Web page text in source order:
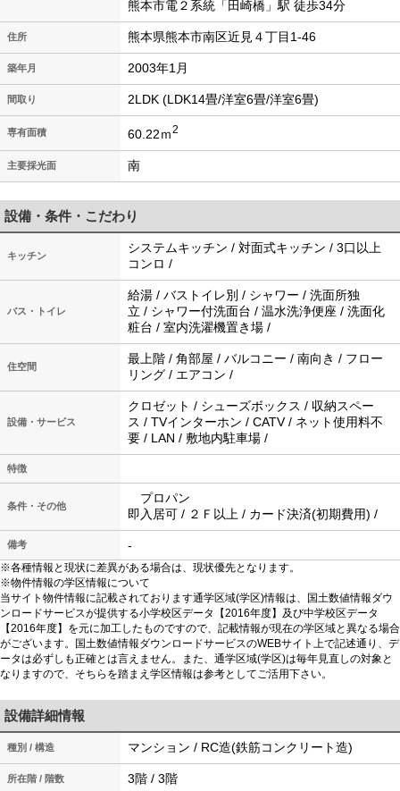
熊本市電２系統「田崎橋」駅 徒歩34分
住所 熊本県熊本市南区近見４丁目1-46
築年月 2003年1月
間取り 2LDK (LDK14畳/洋室6畳/洋室6畳)
専有面積 60.22ｍ2
主要採光面 南
設備・条件・こだわり
キッチン
システムキッチン / 対面式キッチン / 3口以上
コンロ /
バス・トイレ
給湯 / バストイレ別 / シャワー / 洗面所独
立 / シャワー付洗面台 / 温水洗浄便座 / 洗面化
粧台 / 室内洗濯機置き場 /
住空間
最上階 / 角部屋 / バルコニー / 南向き / フロー
リング / エアコン /
設備・サービス
クロゼット / シューズボックス / 収納スペー
ス / TVインターホン / CATV / ネット使用料不
要 / LAN / 敷地内駐車場 /
特徴
条件・その他
プロパン
即入居可 / ２Ｆ以上 / カード決済(初期費用) /
備考 -
※各種情報と現状に差異がある場合は、現状優先となります。
※物件情報の学区情報について
当サイト物件情報に記載されております通学区域(学区)情報は、国土数値情報ダウ
ンロードサービスが提供する小学校区データ【2016年度】及び中学校区データ
【2016年度】を元に加工したものですので、記載情報が現在の学区域と異なる場合
がございます。国土数値情報ダウンロードサービスのWEBサイト上で記述通り、デ
ータは必ずしも正確とは言えません。また、通学区域(学区)は毎年見直しの対象と
なりますので、そちらを踏まえ学区情報は参考としてご活用下さい。
設備詳細情報
種別 / 構造 マンション / RC造(鉄筋コンクリート造)
所在階 / 階数 3階 / 3階